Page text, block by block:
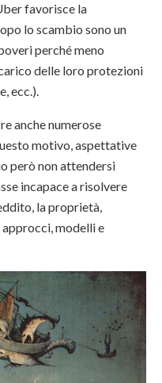
favorisce la
lo scambio sono un
perché meno
delle loro protezioni
ecc.).
anche numerose
motivo, aspettative
però non attendersi
incapace a risolvere
la proprietà,
modelli e